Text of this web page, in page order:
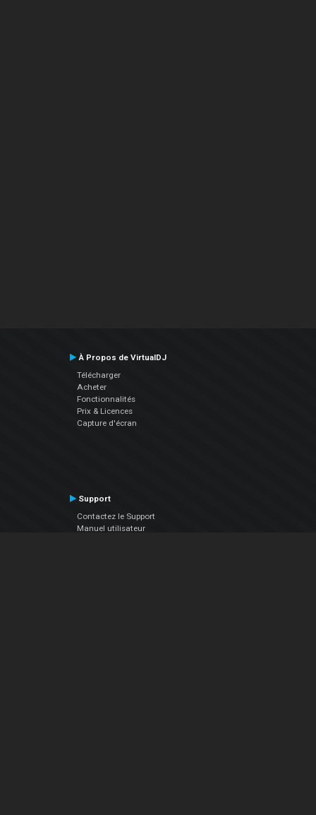
À Propos de VirtualDJ
Télécharger
Acheter
Fonctionnalités
Prix & Licences
Capture d'écran
Support
Contactez le Support
Manuel utilisateur